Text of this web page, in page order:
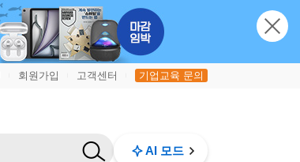
회원가입 고객센터 기업교육 문의
AI 모드